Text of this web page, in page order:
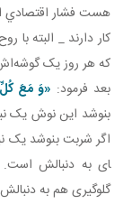
هست فشار اقتصادي
کار دارند _ البته
که هر روز يک
بعد فرمود: «وَ مَعَ
بنوشد اين نوش
اگر شربت بنوشد يک
ای به دنبالش است.
گلوگيری هم به